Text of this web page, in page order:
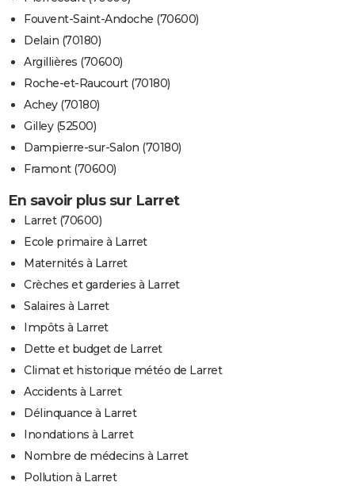
Fouvent-Saint-Andoche (70600)
Delain (70180)
Argillières (70600)
Roche-et-Raucourt (70180)
Achey (70180)
Gilley (52500)
Dampierre-sur-Salon (70180)
Framont (70600)
En savoir plus sur Larret
Larret (70600)
Ecole primaire à Larret
Maternités à Larret
Crèches et garderies à Larret
Salaires à Larret
Impôts à Larret
Dette et budget de Larret
Climat et historique météo de Larret
Accidents à Larret
Délinquance à Larret
Inondations à Larret
Nombre de médecins à Larret
Pollution à Larret